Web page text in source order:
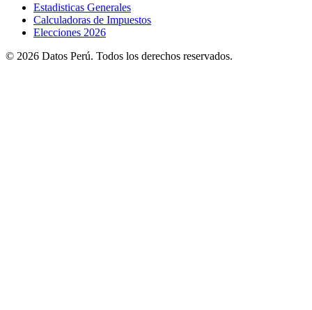
Estadisticas Generales
Calculadoras de Impuestos
Elecciones 2026
© 2026 Datos Perú. Todos los derechos reservados.